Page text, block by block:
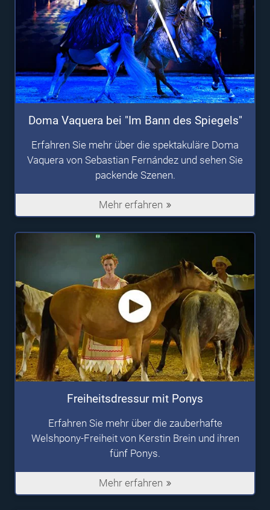
Doma Vaquera bei "Im Bann des Spiegels"
Erfahren Sie mehr über die spektakuläre Doma
Vaquera von Sebastian Fernández und sehen Sie
packende Szenen.
Mehr erfahren
Freiheitsdressur mit Ponys
Erfahren Sie mehr über die zauberhafte
Welshpony-Freiheit von Kerstin Brein und ihren
fünf Ponys.
Mehr erfahren